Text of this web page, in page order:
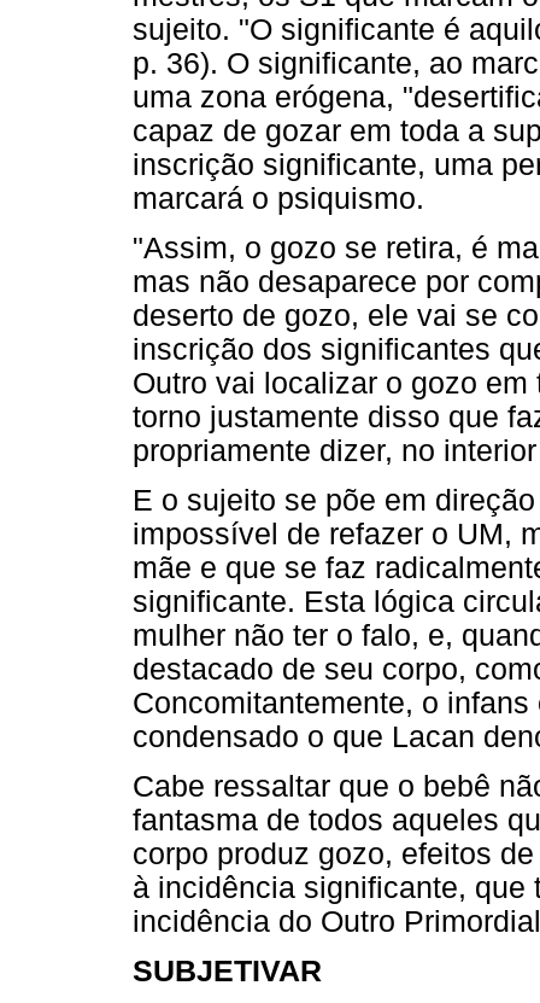
sujeito. "O significante é
p. 36). O significante, ao
uma zona erógena,
capaz de gozar em toda a
inscrição significante, uma
marcará o psiquismo.
"Assim, o gozo se retira, é
mas não desaparece por
deserto de gozo, ele vai se
inscrição dos significantes
Outro vai localizar o gozo
torno justamente disso que
propriamente dizer, no
E o sujeito se põe em
impossível de refazer o UM,
mãe e que se faz
significante. Esta lógica
mulher não ter o falo, e,
destacado de seu corpo,
Concomitantemente, o
condensado o que Lacan
Cabe ressaltar que o bebê
fantasma de todos aqueles
corpo produz gozo, efeitos
à incidência significante, que
incidência do Outro
SUBJETIVAR